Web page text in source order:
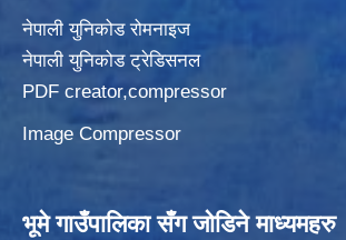
नेपाली युनिकोड रोमनाइज
नेपाली युनिकोड ट्रेडिसनल
PDF creator,compressor
Image Compressor
भूमे गाउँपालिका सँग जोडिने माध्यमहरु